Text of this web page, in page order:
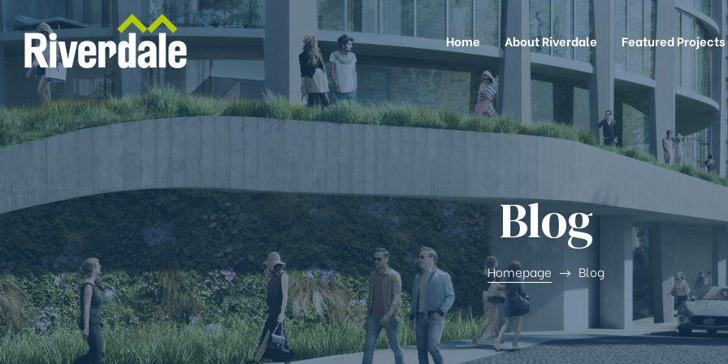
Home About Riverdale Featured Projects
Blog
Homepage Blog